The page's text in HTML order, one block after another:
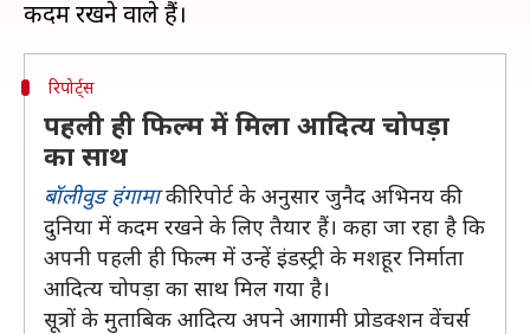
रिपोर्ट्स
पहली ही फिल्म में मिला आदित्य चोपड़ा
का साथ
बॉलीवुड हंगामाकी रिपोर्ट के अनुसार जुनैद अभिनय की
दुनिया में कदम रखने के लिए तैयार हैं। कहा जा रहा है कि
अपनी पहली ही फिल्म में उन्हें इंडस्ट्री के मशहूर निर्माता
आदित्य चोपड़ा का साथ मिल गया है।
सूत्रों के मुताबिक आदित्य अपने आगामी प्रोडक्शन वेंचर्स